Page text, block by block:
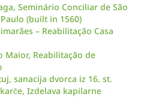
Seminário Conciliar de São
(built in 1560)
– Reabilitação Casa
Maior, Reabilitação de
sanacija dvorca iz 16. st.
Izdelava kapilarne